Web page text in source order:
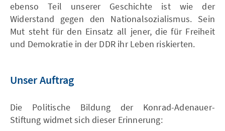
ebenso Teil unserer Geschichte ist wie der
Widerstand gegen den Nationalsozialismus. Sein
Mut steht für den Einsatz all jener, die für Freiheit
und Demokratie in der DDR ihr Leben riskierten.
Unser Auftrag
Die Politische Bildung der Konrad-Adenauer-
Stiftung widmet sich dieser Erinnerung: